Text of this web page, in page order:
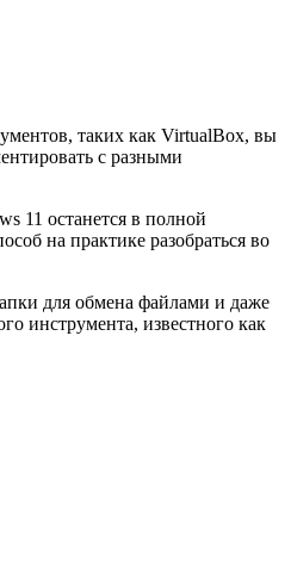
таких как VirtualBox, вы
с разными
11 останется в полной
на практике разобраться во
для обмена файлами и даже
инструмента, известного как